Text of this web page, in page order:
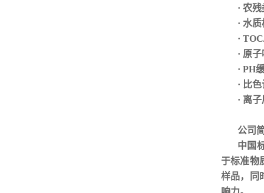
· 农
· 水
·
· 原
· PH
· 比
· 离
公司
中国
于标准物
样品，同